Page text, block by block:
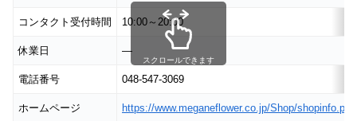
コンタクト受付時間 10:00～20:00
休業日 ―
電話番号 048-547-3069
ホームページ https://www.meganeflower.co.jp/Shop/
スクロールできます